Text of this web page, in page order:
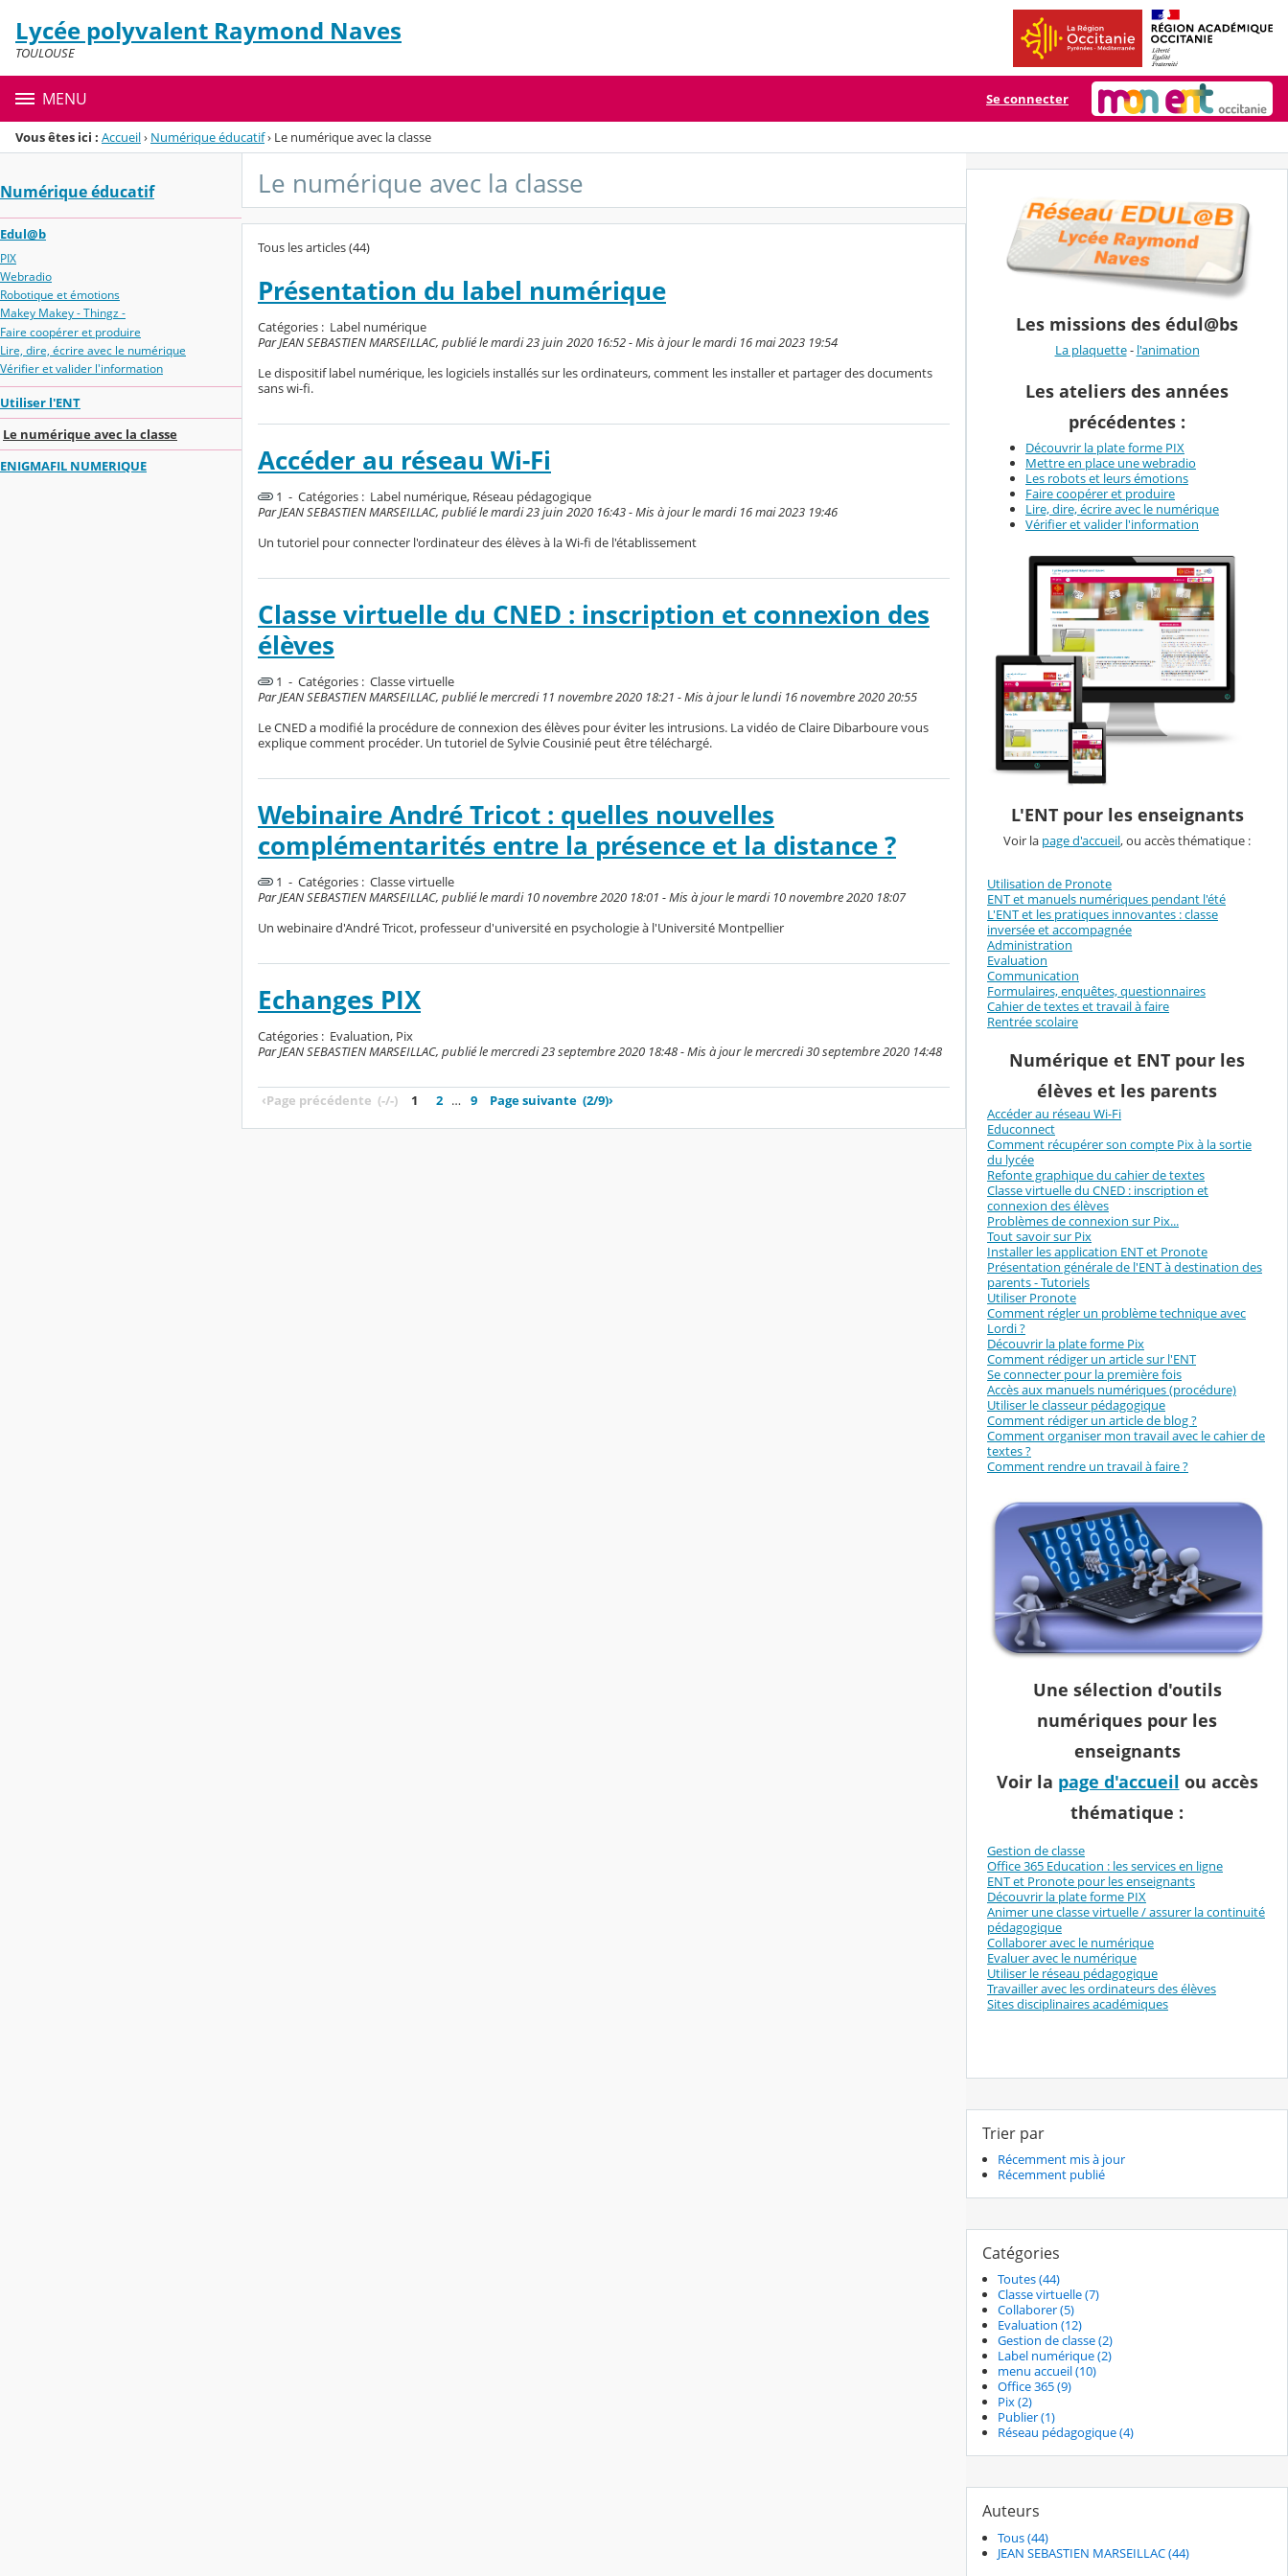
Menu de la rubrique
Contenu
Lycée polyvalent Raymond Naves
TOULOUSE
MENU Se connecter
Vous êtes ici : Accueil› Numérique éducatif› Le numérique avec la classe
Numérique éducatif
Edul@b
PIX
Webradio
Robotique et émotions
Makey Makey - Thingz -
Faire coopérer et produire
Lire, dire, écrire avec le numérique
Vérifier et valider l'information
Utiliser l'ENT
Le numérique avec la classe
ENIGMAFIL NUMERIQUE
Le numérique avec la classe
Tous les articles (44)
Présentation du label numérique
Catégories : Label numérique
Par JEAN SEBASTIEN MARSEILLAC, publié le mardi 23 juin 2020 16:52 - Mis à jour le mardi 16 mai 2023 19:54
Le dispositif label numérique, les logiciels installés sur les ordinateurs, comment les installer et partager des documents
sans wi-fi.
Accéder au réseau Wi-Fi
1 - Catégories : Label numérique, Réseau pédagogique
Par JEAN SEBASTIEN MARSEILLAC, publié le mardi 23 juin 2020 16:43 - Mis à jour le mardi 16 mai 2023 19:46
Un tutoriel pour connecter l'ordinateur des élèves à la Wi-fi de l'établissement
Classe virtuelle du CNED : inscription et connexion des
élèves
1 - Catégories : Classe virtuelle
Par JEAN SEBASTIEN MARSEILLAC, publié le mercredi 11 novembre 2020 18:21 - Mis à jour le lundi 16 novembre 2020 20:55
Le CNED a modifié la procédure de connexion des élèves pour éviter les intrusions. La vidéo de Claire Dibarboure vous
explique comment procéder. Un tutoriel de Sylvie Cousinié peut être téléchargé.
Webinaire André Tricot : quelles nouvelles
complémentarités entre la présence et la distance ?
1 - Catégories : Classe virtuelle
Par JEAN SEBASTIEN MARSEILLAC, publié le mardi 10 novembre 2020 18:01 - Mis à jour le mardi 10 novembre 2020 18:07
Un webinaire d'André Tricot, professeur d'université en psychologie à l'Université Montpellier
Echanges PIX
Catégories : Evaluation, Pix
Par JEAN SEBASTIEN MARSEILLAC, publié le mercredi 23 septembre 2020 18:48 - Mis à jour le mercredi 30 septembre 2020 14:48
‹Page précédente (-/-) 1 2 … 9 Page suivante (2/9)›
Les missions des édul@bs
La plaquette- l'animation
Les ateliers des années
précédentes :
Découvrir la plate forme PIX
Mettre en place une webradio
Les robots et leurs émotions
Faire coopérer et produire
Lire, dire, écrire avec le numérique
Vérifier et valider l'information
L'ENT pour les enseignants
Voir la page d'accueil, ou accès thématique :
Utilisation de Pronote
ENT et manuels numériques pendant l'été
L'ENT et les pratiques innovantes : classe
inversée et accompagnée
Administration
Evaluation
Communication
Formulaires, enquêtes, questionnaires
Cahier de textes et travail à faire
Rentrée scolaire
Numérique et ENT pour les
élèves et les parents
Accéder au réseau Wi-Fi
Educonnect
Comment récupérer son compte Pix à la sortie
du lycée
Refonte graphique du cahier de textes
Classe virtuelle du CNED : inscription et
connexion des élèves
Problèmes de connexion sur Pix...
Tout savoir sur Pix
Installer les application ENT et Pronote
Présentation générale de l'ENT à destination des
parents - Tutoriels
Utiliser Pronote
Comment régler un problème technique avec
Lordi ?
Découvrir la plate forme Pix
Comment rédiger un article sur l'ENT
Se connecter pour la première fois
Accès aux manuels numériques (procédure)
Utiliser le classeur pédagogique
Comment rédiger un article de blog ?
Comment organiser mon travail avec le cahier de
textes ?
Comment rendre un travail à faire ?
Une sélection d'outils
numériques pour les
enseignants
Voir la page d'accueil ou accès
thématique :
Gestion de classe
Office 365 Education : les services en ligne
ENT et Pronote pour les enseignants
Découvrir la plate forme PIX
Animer une classe virtuelle / assurer la continuité
pédagogique
Collaborer avec le numérique
Evaluer avec le numérique
Utiliser le réseau pédagogique
Travailler avec les ordinateurs des élèves
Sites disciplinaires académiques
Trier par
Récemment mis à jour
Récemment publié
Catégories
Toutes (44)
Classe virtuelle (7)
Collaborer (5)
Evaluation (12)
Gestion de classe (2)
Label numérique (2)
menu accueil (10)
Office 365 (9)
Pix (2)
Publier (1)
Réseau pédagogique (4)
Auteurs
Tous (44)
JEAN SEBASTIEN MARSEILLAC (44)